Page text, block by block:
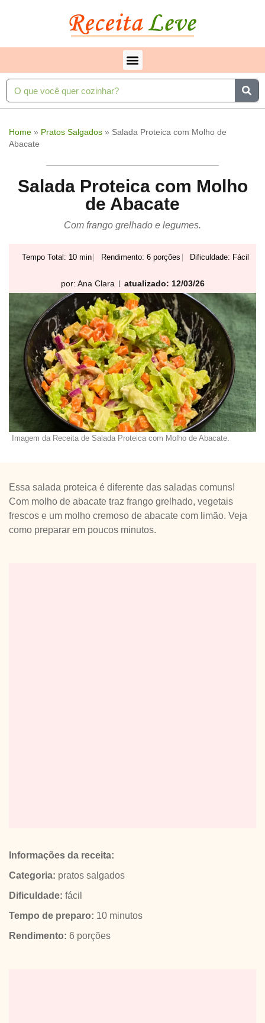
Home » Pratos Salgados » Salada Proteica com Molho de
Abacate
Salada Proteica com Molho
de Abacate
Com frango grelhado e legumes.
Tempo Total: 10 min Rendimento: 6 porções Dificuldade: Fácil
por: Ana Clara atualizado: 12/03/26
Imagem da Receita de Salada Proteica com Molho de Abacate.
Essa salada proteica é diferente das saladas comuns!
Com molho de abacate traz frango grelhado, vegetais
frescos e um molho cremoso de abacate com limão. Veja
como preparar em poucos minutos.
Informações da receita:
Categoria: pratos salgados
Dificuldade: fácil
Tempo de preparo: 10 minutos
Rendimento: 6 porções